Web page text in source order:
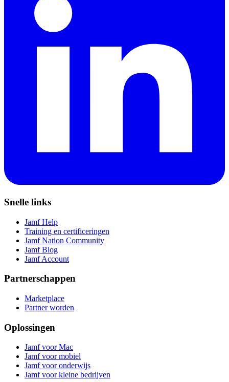
Snelle links
Jamf Help
Training en certificeringen
Jamf Nation Community
Jamf Blog
Jamf Account
Partnerschappen
Marketplace
Partner worden
Oplossingen
Jamf voor Mac
Jamf voor mobiel
Jamf voor onderwijs
Jamf voor kleine bedrijven